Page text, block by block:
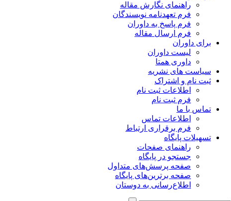
راهنمای نگارش مقاله
فرم تعهدنامه نویسندگان
فرم پاسخ به داوران
فرم ارسال مقاله
برای داوران
لیست داوران
داوری همتا
سیاست های نشریه
ثبت نام و اشتراک
اطلاعات ثبت نام
فرم ثبت نام
تماس با ما
اطلاعات تماس
فرم برقراری ارتباط
تسهیلات پایگاه
راهنمای صفحات
جستجو در پایگاه
صفحه پرسش‌های متداول
صفحه برترین‌های پایگاه
اطلاع‌رسانی به دوستان